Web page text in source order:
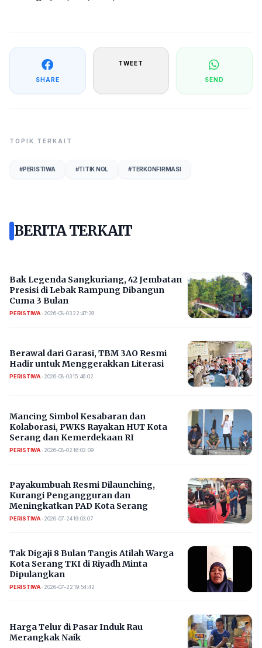
SHARE
TWEET
SEND
TOPIK TERKAIT
#PERISTIWA #TITIK NOL #TERKONFIRMASI
BERITA TERKAIT
Bak Legenda Sangkuriang, 42 Jembatan
Presisi di Lebak Rampung Dibangun
Cuma 3 Bulan
PERISTIWA• 2026-08-03 22:47:39
Berawal dari Garasi, TBM 3AO Resmi
Hadir untuk Menggerakkan Literasi
PERISTIWA• 2026-08-03 15:46:02
Mancing Simbol Kesabaran dan
Kolaborasi, PWKS Rayakan HUT Kota
Serang dan Kemerdekaan RI
PERISTIWA• 2026-08-02 16:02:09
Payakumbuah Resmi Dilaunching,
Kurangi Pengangguran dan
Meningkatkan PAD Kota Serang
PERISTIWA• 2026-07-24 19:03:07
​Tak Digaji 8 Bulan Tangis Atilah Warga
Kota Serang TKI di Riyadh Minta
Dipulangkan
PERISTIWA• 2026-07-22 19:54:42
Harga Telur di Pasar Induk Rau
Merangkak Naik